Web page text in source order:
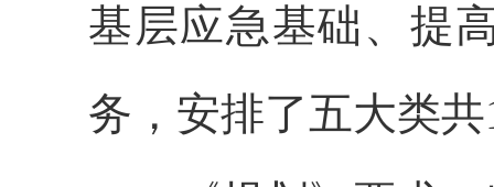
基层应急基础、提
务，安排了五大类